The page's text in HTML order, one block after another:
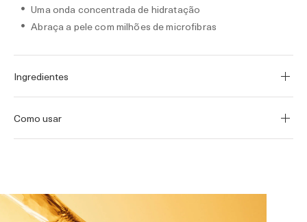
Uma onda concentrada de hidratação
Abraça a pele com milhões de microfibras
Ingredientes
Como usar